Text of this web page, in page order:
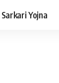
Sarkari Yojna